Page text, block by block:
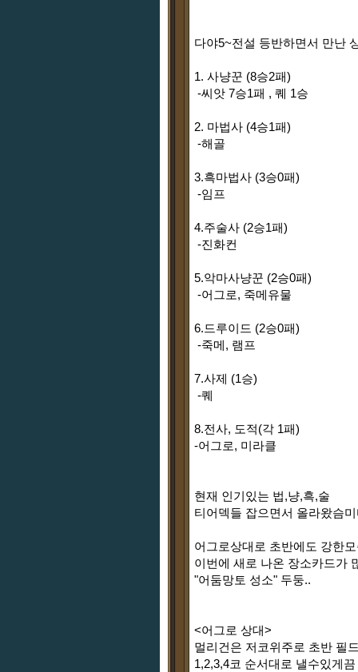
다야5~전설 등반하면서 만난
1. 사냥꾼 (8승2패)
-씨앗 7승1패 , 퀘 1승
2. 마법사 (4승1패)
-해골
3.흑마법사 (3승0패)
-임프
4.주술사 (2승1패)
-진화컨
5.악마사냥꾼 (2승0패)
-어그로, 죽메유물
6.드루이드 (2승0패)
-죽메, 램프
7.사제 (1승)
-퀘
8.전사, 도적(각 1패)
-어그로, 미라클
현재 인기있는 법,냥,흑,술
티어덱들 잡으면서 올라왔슴
어그로상대로 초반에도 강한
이번에 새로 나온 장소카드가
"어둠망토 성소" 두둥..
<어그로 상대>
멀리건은 저코위주로 초반 필
1,2,3,4코 순서대로 낼수있게